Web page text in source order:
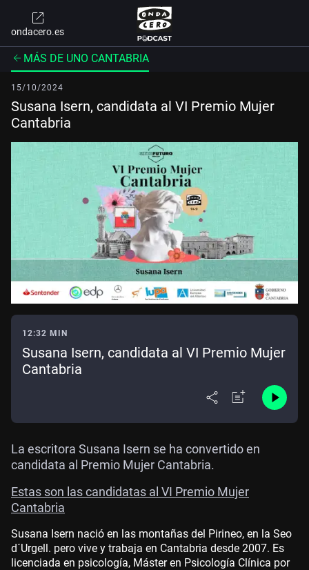
ondacero.es
MÁS DE UNO CANTABRIA
15/10/2024
Susana Isern, candidata al VI Premio Mujer
Cantabria
12:32 MIN
Susana Isern, candidata al VI Premio Mujer
Cantabria
La escritora Susana Isern se ha convertido en
candidata al Premio Mujer Cantabria.
Estas son las candidatas al VI Premio Mujer
Cantabria
Susana Isern nació en las montañas del Pirineo, en la Seo
d´Urgell. pero vive y trabaja en Cantabria desde 2007. Es
licenciada en psicología, Máster en Psicología Clínica por